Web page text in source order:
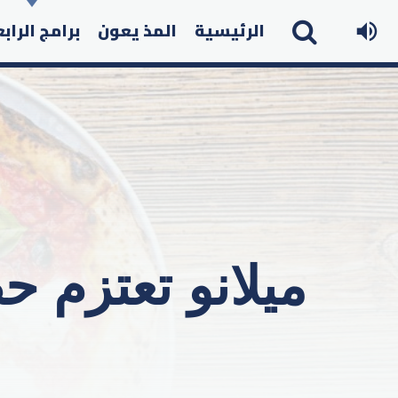
الرئيسية المذ يعون برامج
ميلانو تعتزم